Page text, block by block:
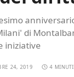
di
iniziative
24, 2019 4